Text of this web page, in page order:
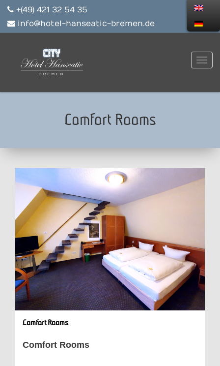
+(49) 421 32 54 35
info@hotel-hanseatic-bremen.de
Comfort Rooms
Comfort Rooms
Comfort Rooms